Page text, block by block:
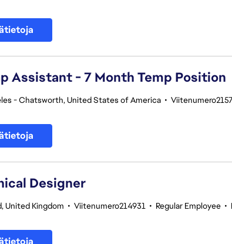
Assistant - 7 Month Temp Position
- Chatsworth, United States of America •
Designer
United Kingdom • Viitenumero214931 • Regular Employee •